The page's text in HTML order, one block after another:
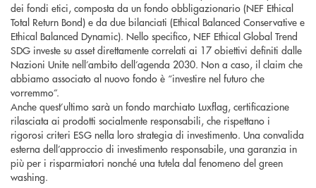
dei fondi etici, composta da un fondo obbligazionario (NEF Ethical
Total Return Bond) e da due bilanciati (Ethical Balanced Conservative e
Ethical Balanced Dynamic). Nello specifico, NEF Ethical Global Trend
SDG investe su asset direttamente correlati ai 17 obiettivi definiti dalle
Nazioni Unite nell’ambito dell’agenda 2030. Non a caso, il claim che
abbiamo associato al nuovo fondo è “investire nel futuro che
vorremmo”.
Anche quest’ultimo sarà un fondo marchiato Luxflag, certificazione
rilasciata ai prodotti socialmente responsabili, che rispettano i
rigorosi criteri ESG nella loro strategia di investimento. Una convalida
esterna dell’approccio di investimento responsabile, una garanzia in
più per i risparmiatori nonché una tutela dal fenomeno del green
washing.